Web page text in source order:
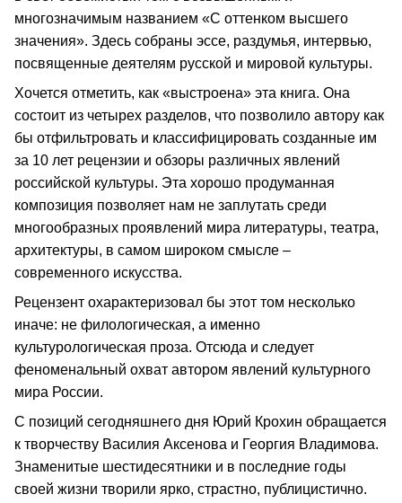
многозначимым названием «С оттенком высшего
значения». Здесь собраны эссе, раздумья, интервью,
посвященные деятелям русской и мировой культуры.
Хочется отметить, как «выстроена» эта книга. Она
состоит из четырех разделов, что позволило автору как
бы отфильтровать и классифицировать созданные им
за 10 лет рецензии и обзоры различных явлений
российской культуры. Эта хорошо продуманная
композиция позволяет нам не заплутать среди
многообразных проявлений мира литературы, театра,
архитектуры, в самом широком смысле –
современного искусства.
Рецензент охарактеризовал бы этот том несколько
иначе: не филологическая, а именно
культурологическая проза. Отсюда и следует
феноменальный охват автором явлений культурного
мира России.
С позиций сегодняшнего дня Юрий Крохин обращается
к творчеству Василия Аксенова и Георгия Владимова.
Знаменитые шестидесятники и в последние годы
своей жизни творили ярко, страстно, публицистично.